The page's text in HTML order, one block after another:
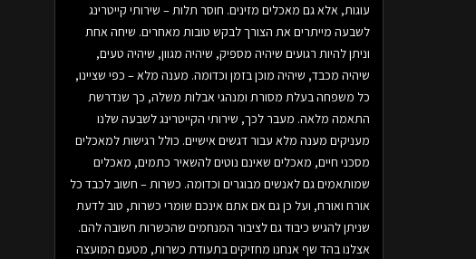
עוגות, אלא גם מאכלים מזינים. חוסר תלות – שירותי קייטרינג
לשבעה מייתרים את הצורך לבקש טובות מאחרים. שיחה אחת
וניתן להיות רגועים שיהיה מספיק, שיהיה מגוון, שיהיה טעים,
שיהיה מכבד, שיהיה מוכן בזמן וכדומה. מענה מלא – כפי שציינו,
כל משפחה בעלת מסורת ומנהגי אבלות משלה, כך שנדרשת
התאמה מלאה. מעבר לכך, שירותי הקייטרינג לשבעה שלנו
מעניקים מענה מלא עבור דגשים אישיים. כולל רגישות למאכלים
מסכני חיים, מאכלים שאינם נוטים להשאיר כתמים, מאכלים
שמותאמים גם לאנשים מבוגרים וכדומה. כשרות – חשוב לכבד כל
אורח ואורח, ועל כן גם אם אתם אינכם שומרי כשרות, טוב לדעת
שניתן להגיש כיבוד גם לציבור המנחמים שהכשרות חשובה להם.
אצלנו בהד שף אנחנו מחזיקים בתעודת כשרות, מטעם המועצה